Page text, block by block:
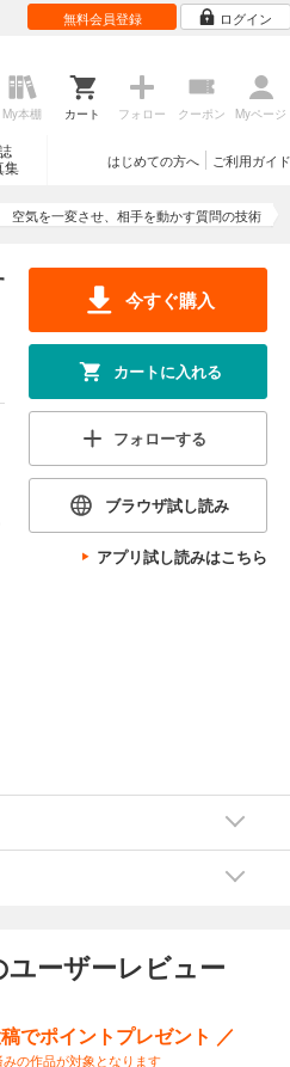
無料会員登録 ログイン
My本棚 カート フォロー クーポン Myページ
集
ご利用ガイド
はじめての方へ
空気を一変させ、相手を動かす質問の技術
今すぐ購入
カートに入れる
フォローする
ブラウザ試し読み
アプリ試し読みはこちら
ーザーレビュー
でポイントプレゼント ／
の作品が対象となります